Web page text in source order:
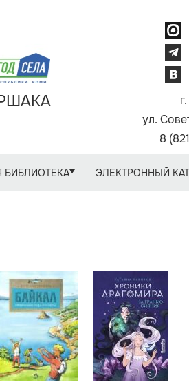
ул.
8
БИБЛИОТЕКА ЭЛЕКТРОННЫЙ